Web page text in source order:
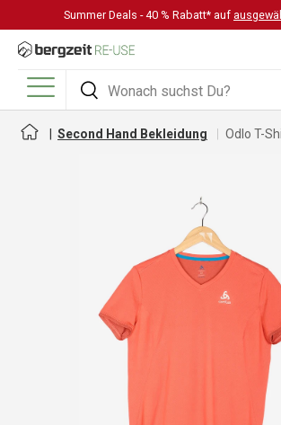
DIREKT ZUM INHALT
Summer Deals - 40 % Rabatt* auf
Suchen
Suchen
Menü
Second Hand Bekleidung Odlo T-